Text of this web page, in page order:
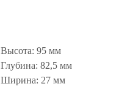
Высота: 95 мм
Глубина: 82,5 мм
Ширина: 27 мм